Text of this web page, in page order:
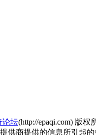
论坛(http://epaqi.com) 版权
供商提供的信息所引起的